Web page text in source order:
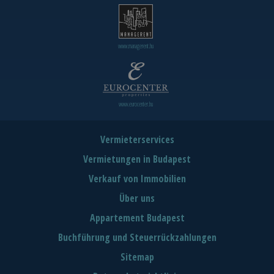
www.managerent.hu
www.eurocenter.hu
Vermieterservices
Vermietungen in Budapest
Verkauf von Immobilien
Über uns
Appartement Budapest
Buchführung und Steuerrückzahlungen
Sitemap